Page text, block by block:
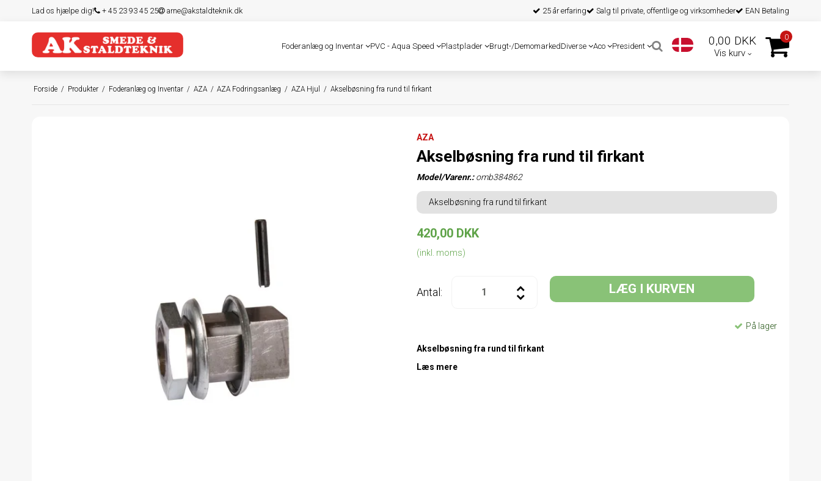
Lad os hjælpe dig! + 45 23 93 45 25 arne@akstaldteknik.dk 25 år erfaring Salg til private, offentlige og virksomheder EAN Betaling
Foderanlæg og Inventar PVC - Aqua Speed Plastplader Brugt-/DemomarkedDiverse Aco President 0,00 DKK
Vis kurv
0
Forside / Produkter / Foderanlæg og Inventar / AZA / AZA Fodringsanlæg / AZA Hjul / Akselbøsning fra rund til firkant
AZA
Akselbøsning fra rund til firkant
Model/Varenr.: omb384862
Akselbøsning fra rund til firkant
420,00 DKK
(inkl. moms)
Antal: LÆG I KURVEN
På lager
Akselbøsning fra rund til firkant
Læs mere